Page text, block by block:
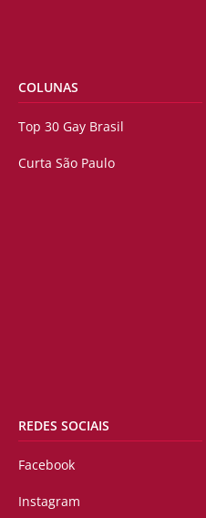
COLUNAS
Top 30 Gay Brasil
Curta São Paulo
REDES SOCIAIS
Facebook
Instagram